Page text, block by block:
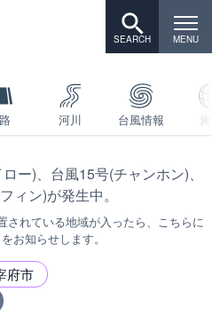
河川 台風情報
ー)、台風15号(チャンホン)、
ィン)が発生中。
されている地域が入ったら、こちらに
お知らせします。
府市